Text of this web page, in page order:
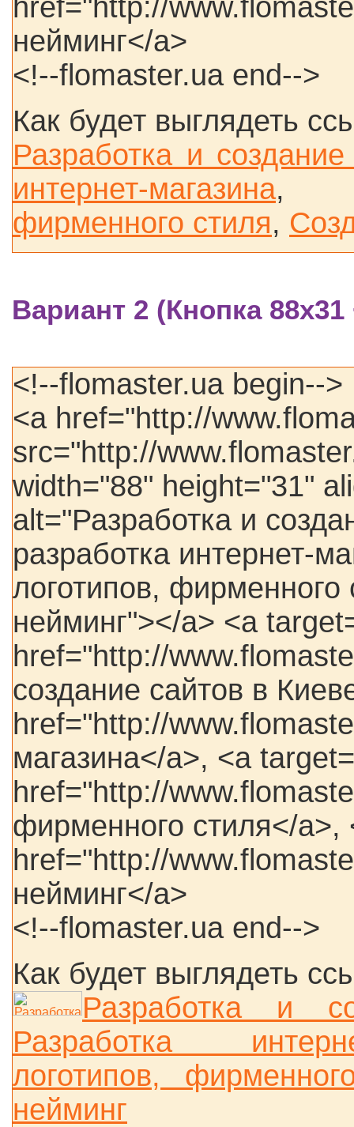
href="http://
нейминг</a>
<!--flomaster.ua end-->
Как будет выглядеть
Разработка и
интернет-магазина
фирменного стиля,
Вариант 2 (Кнопка
<!--flomaster.ua begin-->
<a href="http://
src="http://
width="88" height="31"
alt="Разработка и
разработка интернет-
логотипов,
нейминг"></a> <a
href="http://
создание сайтов в
href="http://
магазина</a>, <a
href="http://
фирменного стиля</a>,
href="http://
нейминг</a>
<!--flomaster.ua end-->
Как будет выглядеть
Разработка и
Разработка
логотипов,
нейминг